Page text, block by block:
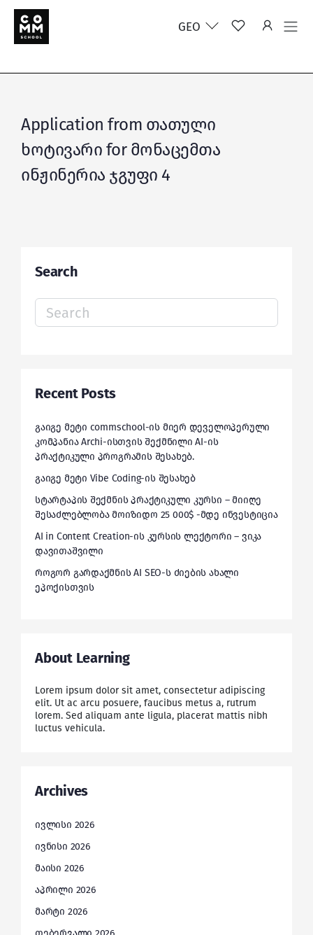
GEO
Application from თათული
ხოტივარი for მონაცემთა
ინჟინერია ჯგუფი 4
Search
Search
for:
Recent Posts
გაიგე მეტი commschool-ის მიერ დეველოპერული
კომპანია Archi-ისთვის შექმნილი AI-ის
პრაქტიკული პროგრამის შესახებ.
გაიგე მეტი Vibe Coding-ის შესახებ
სტარტაპის შექმნის პრაქტიკული კურსი – მიიღე
შესაძლებლობა მოიზიდო 25 000$ -მდე ინვესტიცია
AI in Content Creation-ის კურსის ლექტორი – ვიკა
დავითაშვილი
როგორ გარდაქმნის AI SEO-ს ძიების ახალი
ეპოქისთვის
About Learning
Lorem ipsum dolor sit amet, consectetur adipiscing
elit. Ut ac arcu posuere, faucibus metus a, rutrum
lorem. Sed aliquam ante ligula, placerat mattis nibh
luctus vehicula.
Archives
ივლისი 2026
ივნისი 2026
მაისი 2026
აპრილი 2026
მარტი 2026